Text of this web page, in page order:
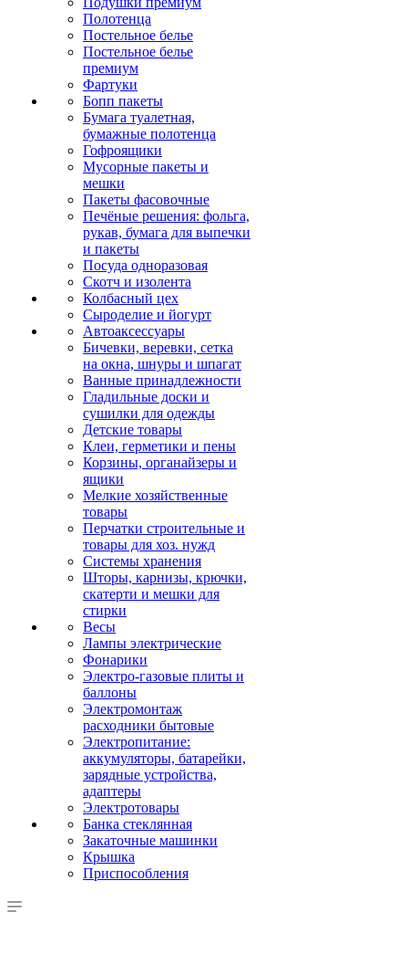
Полотенца
Постельное белье
Постельное белье
премиум
Фартуки
Бопп пакеты
Бумага туалетная,
бумажные полотенца
Гофроящики
Мусорные пакеты и
мешки
Пакеты фасовочные
Печёные решения: фольга,
рукав, бумага для выпечки
и пакеты
Посуда одноразовая
Скотч и изолента
Колбасный цех
Сыроделие и йогурт
Автоаксессуары
Бичевки, веревки, сетка
на окна, шнуры и шпагат
Ванные принадлежности
Гладильные доски и
сушилки для одежды
Детские товары
Клеи, герметики и пены
Корзины, органайзеры и
ящики
Мелкие хозяйственные
товары
Перчатки строительные и
товары для хоз. нужд
Системы хранения
Шторы, карнизы, крючки,
скатерти и мешки для
стирки
Весы
Лампы электрические
Фонарики
Электро-газовые плиты и
баллоны
Электромонтаж
расходники бытовые
Электропитание:
аккумуляторы, батарейки,
зарядные устройства,
адаптеры
Электротовары
Банка стеклянная
Закаточные машинки
Крышка
Приспособления